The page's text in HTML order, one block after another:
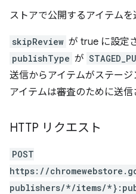
ストアで公開するアイテムを
skipReview が true に設定
publishType が
送信からアイテムがステージ
アイテムは審査のために送信
HTTP リクエスト
POST
https://
publishers/*/items/